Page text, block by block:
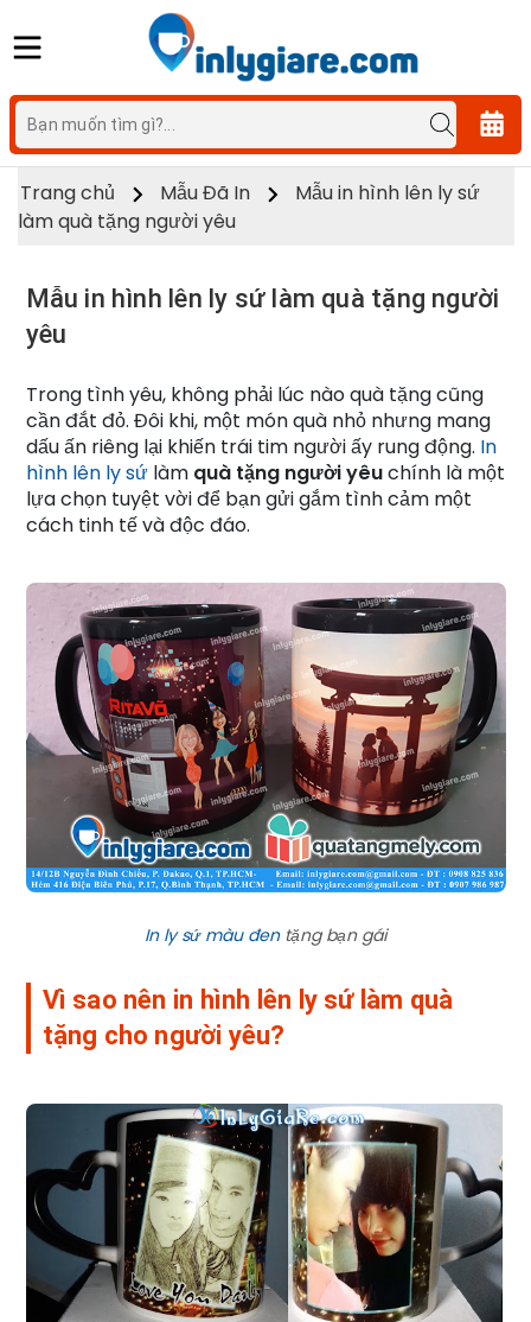
Trang chủ Mẫu Đã In
Mẫu in hình lên ly sứ
làm quà tặng người yêu
Mẫu in hình lên ly sứ làm quà tặng người
yêu
Trong tình yêu, không phải lúc nào quà tặng cũng
cần đắt đỏ. Đôi khi, một món quà nhỏ nhưng mang
dấu ấn riêng lại khiến trái tim người ấy rung động. In
hình lên ly sứlàm quà tặng người yêuchính là một
lựa chọn tuyệt vời để bạn gửi gắm tình cảm một
cách tinh tế và độc đáo.
In ly sứ màu đentặng bạn gái
Vì sao nên in hình lên ly sứ làm quà
tặng cho người yêu?